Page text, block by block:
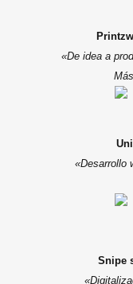
«De idea a
«Desarrollo
Snipe